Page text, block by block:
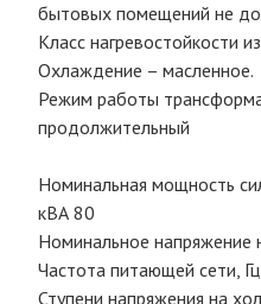
бытовых помещений не
Класс нагревостойкости
Охлаждение – масленное.
Режим работы
продолжительный
Номинальная мощность
кВА 80
Номинальное
Частота питающей сети,
Ступени напряжения на